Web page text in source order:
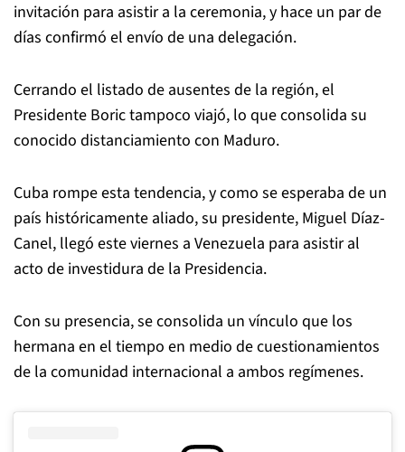
invitación para asistir a la ceremonia, y hace un par de
días confirmó el envío de una delegación.
Cerrando el listado de ausentes de la región, el
Presidente Boric tampoco viajó, lo que consolida su
conocido distanciamiento con Maduro.
Cuba rompe esta tendencia, y como se esperaba de un
país históricamente aliado, su presidente, Miguel Díaz-
Canel, llegó este viernes a Venezuela para asistir al
acto de investidura de la Presidencia.
Con su presencia, se consolida un vínculo que los
hermana en el tiempo en medio de cuestionamientos
de la comunidad internacional a ambos regímenes.